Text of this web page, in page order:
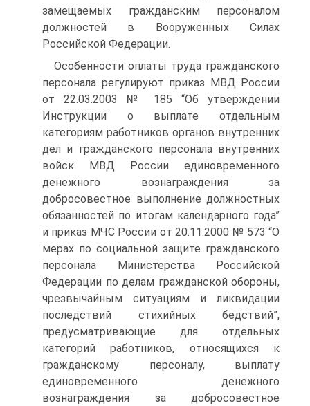
замещаемых гражданским персоналом
должностей в Вооруженных Силах
Российской Федерации.
Особенности оплаты труда гражданского
персонала регулируют приказ МВД России
от 22.03.2003 № 185 “Об утверждении
Инструкции о выплате отдельным
категориям работников органов внутренних
дел и гражданского персонала внутренних
войск МВД России единовременного
денежного вознаграждения за
добросовестное выполнение должностных
обязанностей по итогам календарного года”
и приказ МЧС России от 20.11.2000 № 573 “О
мерах по социальной защите гражданского
персонала Министерства Российской
Федерации по делам гражданской обороны,
чрезвычайным ситуациям и ликвидации
последствий стихийных бедствий”,
предусматривающие для отдельных
категорий работников, относящихся к
гражданскому персоналу, выплату
единовременного денежного
вознаграждения за добросовестное